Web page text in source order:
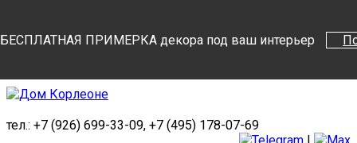
БЕСПЛАТНАЯ ПРИМЕРКА декора под ваш интерьер
тел.: +7 (926) 699-33-09, +7 (495) 178-07-69